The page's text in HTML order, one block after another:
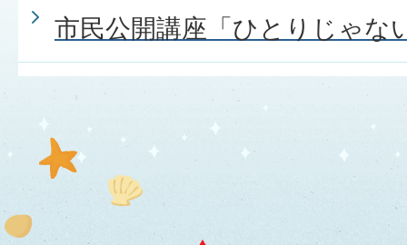
市民公開講座「ひとりじゃな